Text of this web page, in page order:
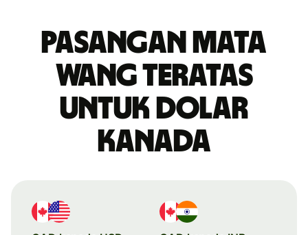
Pasangan mata
wang teratas
untuk dolar
Kanada